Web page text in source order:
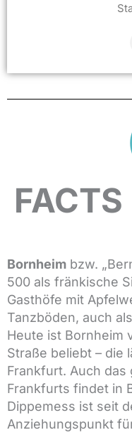
FACTS
Bornheim bzw.
500 als fränkische
Gasthöfe mit
Tanzböden, auch
Heute ist Bornheim
Straße beliebt – die
Frankfurt. Auch
Frankfurts findet in
Dippemess ist seit
Anziehungspunkt